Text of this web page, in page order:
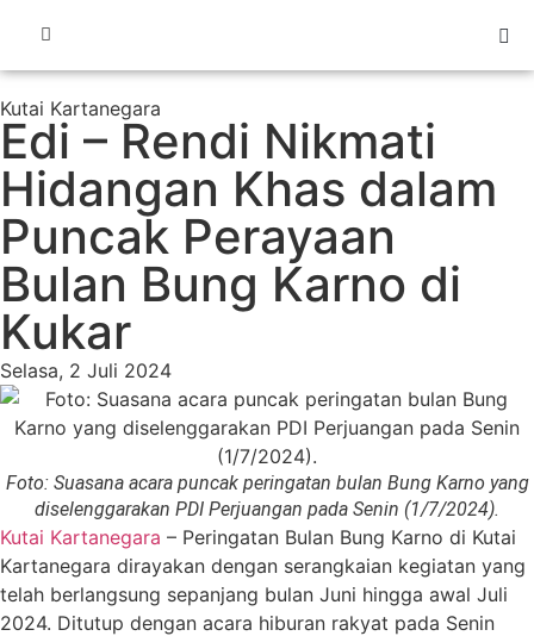
Kutai Kartanegara
Edi – Rendi Nikmati
Hidangan Khas dalam
Puncak Perayaan
Bulan Bung Karno di
Kukar
Selasa, 2 Juli 2024
Foto: Suasana acara puncak peringatan bulan Bung Karno yang
diselenggarakan PDI Perjuangan pada Senin (1/7/2024).
Kutai Kartanegara – Peringatan Bulan Bung Karno di Kutai
Kartanegara dirayakan dengan serangkaian kegiatan yang
telah berlangsung sepanjang bulan Juni hingga awal Juli
2024. Ditutup dengan acara hiburan rakyat pada Senin